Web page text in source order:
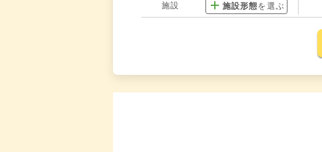
施設 施設形態を選ぶ